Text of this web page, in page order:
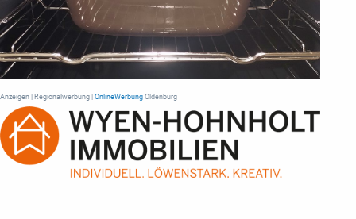
Anzeigen | Regionalwerbung | OnlineWerbung Oldenburg